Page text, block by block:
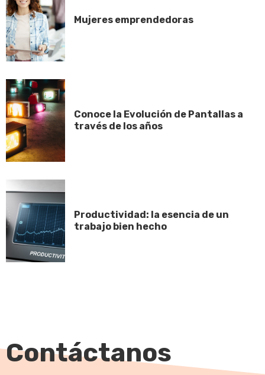
Mujeres emprendedoras
Conoce la Evolución de Pantallas a
través de los años
Productividad: la esencia de un
trabajo bien hecho
Contáctanos